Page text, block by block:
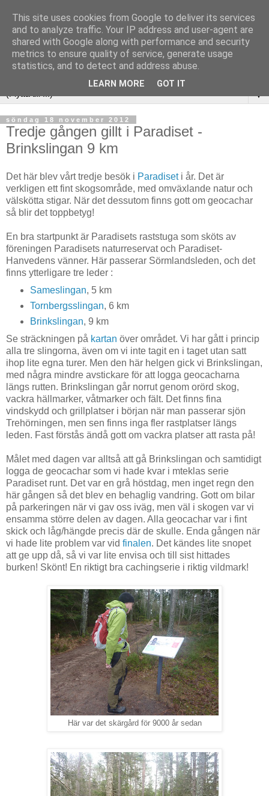
▼
söndag 18 november 2012
Tredje gången gillt i Paradiset -
Brinkslingan 9 km
Det här blev vårt tredje besök i Paradiseti år. Det är
verkligen ett fint skogsområde, med omväxlande natur och
välskötta stigar. När det dessutom finns gott om geocachar
så blir det toppbetyg!
En bra startpunkt är Paradisets raststuga som sköts av
föreningen Paradisets naturreservat och Paradiset-
Hanvedens vänner. Här passerar Sörmlandsleden, och det
finns ytterligare tre leder :
Sameslingan, 5 km
Tornbergsslingan, 6 km
Brinkslingan, 9 km
Se sträckningen på kartan över området. Vi har gått i princip
alla tre slingorna, även om vi inte tagit en i taget utan satt
ihop lite egna turer. Men den här helgen gick vi Brinkslingan,
med några mindre avstickare för att logga geocacharna
längs rutten. Brinkslingan går norrut genom orörd skog,
vackra hällmarker, våtmarker och fält. Det finns fina
vindskydd och grillplatser i början när man passerar sjön
Trehörningen, men sen finns inga fler rastplatser längs
leden. Fast förstås ändå gott om vackra platser att rasta på!
Målet med dagen var alltså att gå Brinkslingan och samtidigt
logga de geocachar som vi hade kvar i mteklas serie
Paradiset runt. Det var en grå höstdag, men inget regn den
här gången så det blev en behaglig vandring. Gott om bilar
på parkeringen när vi gav oss iväg, men väl i skogen var vi
ensamma större delen av dagen. Alla geocachar var i fint
skick och låg/hängde precis där de skulle. Enda gången när
vi hade lite problem var vid finalen. Det kändes lite snopet
att ge upp då, så vi var lite envisa och till sist hittades
burken! Skönt! En riktigt bra cachingserie i riktig vildmark!
Här var det skärgård för 9000 år sedan
This site uses cookies from Google to deliver its services
and to analyze traffic. Your IP address and user-agent are
shared with Google along with performance and security
metrics to ensure quality of service, generate usage
statistics, and to detect and address abuse.
LEARN MORE GOT IT